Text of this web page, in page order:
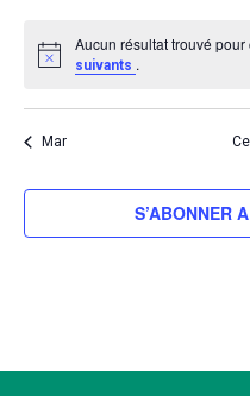
Notice
Aucun résultat trouvé
suivants .
Mar
S’ABONNER